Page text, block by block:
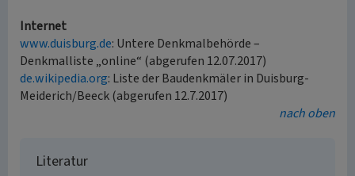
Internet
www.duisburg.de: Untere Denkmalbehörde –
Denkmalliste „online“ (abgerufen 12.07.2017)
de.wikipedia.org: Liste der Baudenkmäler in Duisburg-
Meiderich/Beeck (abgerufen 12.7.2017)
nach oben
Literatur